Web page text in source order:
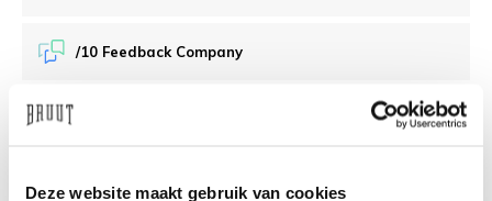
Deze website maakt gebruik van cookies
/10 Feedback Company
Wir helfen Ihnen gerne